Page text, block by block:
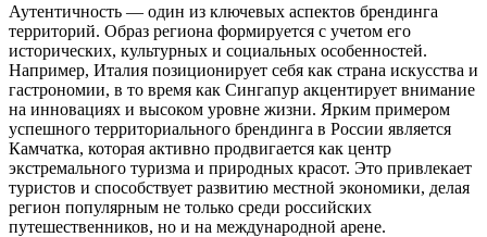
Аутентичность — один из ключевых аспектов брендинга
территорий. Образ региона формируется с учетом его
исторических, культурных и социальных особенностей.
Например, Италия позиционирует себя как страна искусства и
гастрономии, в то время как Сингапур акцентирует внимание
на инновациях и высоком уровне жизни. Ярким примером
успешного территориального брендинга в России является
Камчатка, которая активно продвигается как центр
экстремального туризма и природных красот. Это привлекает
туристов и способствует развитию местной экономики, делая
регион популярным не только среди российских
путешественников, но и на международной арене.